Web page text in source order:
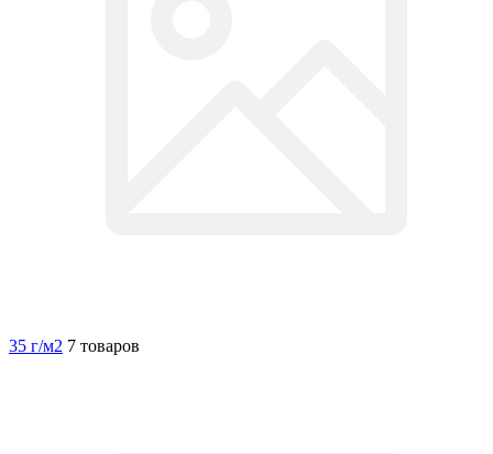
35 г/м2 7 товаров